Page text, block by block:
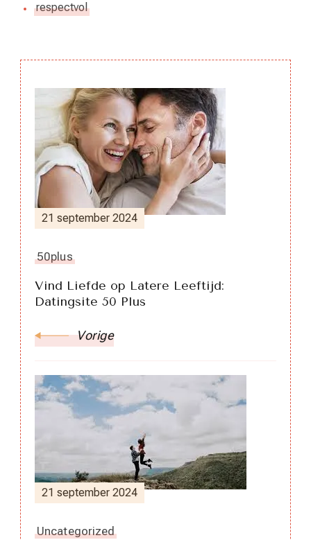
respectvol
Berichtnavigatie
21 september 2024
50plus
Vind Liefde op Latere Leeftijd:
Datingsite 50 Plus
Vorige
21 september 2024
Uncategorized